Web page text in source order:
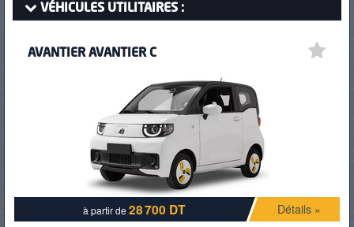
VÉHICULES UTILITAIRES :
AVANTIER AVANTIER C
à partir de28 700 DT Détails »